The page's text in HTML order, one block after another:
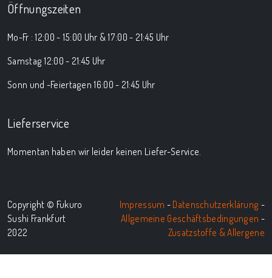
Öffnungszeiten
Mo-Fr : 12:00 - 15:00 Uhr & 17:00 - 21:45 Uhr
Samstag 12:00 - 21:45 Uhr
Sonn und -Feiertagen 16:00 - 21:45 Uhr
Lieferservice
Momentan haben wir leider keinen Liefer-Service.
Copyright © Fukuro
Sushi Frankfurt
2022
Impressum - Datenschutzerklärung -
Allgemeine Geschäftsbedingungen -
Zusatzstoffe & Allergene